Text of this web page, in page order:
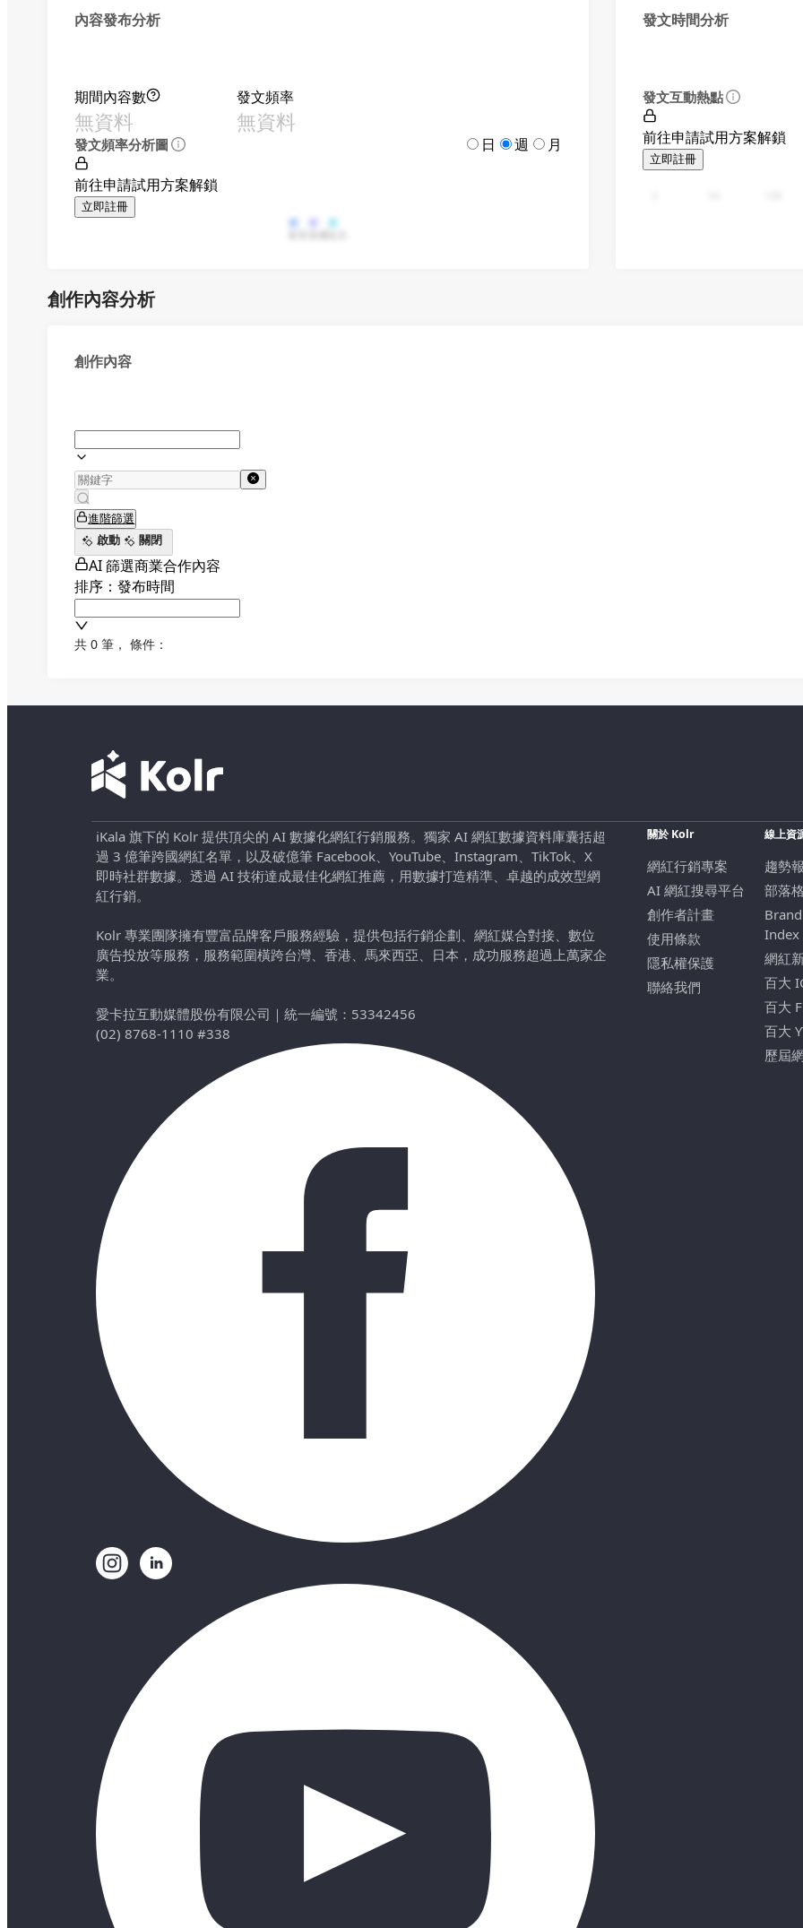
內容發布分析
期間內容數
無資料
發文頻率
無資料
發文頻率分析圖 日 週 月
前往申請試用方案解鎖
立即註冊
發文時間分析
發文互動熱點
前往申請試用方案解鎖
立即註冊
創作內容分析
創作內容
進階篩選
啟動
關閉
AI 篩選商業合作內容
排序：發布時間
共 0 筆 ， 條件：
iKala 旗下的 Kolr 提供頂尖的 AI 數據化網紅行銷服務。獨家 AI 網紅數據資料庫囊括超
過 3 億筆跨國網紅名單，以及破億筆 Facebook、YouTube、Instagram、TikTok、X
即時社群數據。透過 AI 技術達成最佳化網紅推薦，用數據打造精準、卓越的成效型網
紅行銷。
Kolr 專業團隊擁有豐富品牌客戶服務經驗，提供包括行銷企劃、網紅媒合對接、數位
廣告投放等服務，服務範圍橫跨台灣、香港、馬來西亞、日本，成功服務超過上萬家企
業。
愛卡拉互動媒體股份有限公司 ｜ 統一編號：53342456
(02) 8768-1110 #338
關於 Kolr
網紅行銷專案
AI 網紅搜尋平台
創作者計畫
使用條款
隱私權保護
聯絡我們
線上資
趨勢
部落格
Index
網紅
百大
百大
百大
歷屆